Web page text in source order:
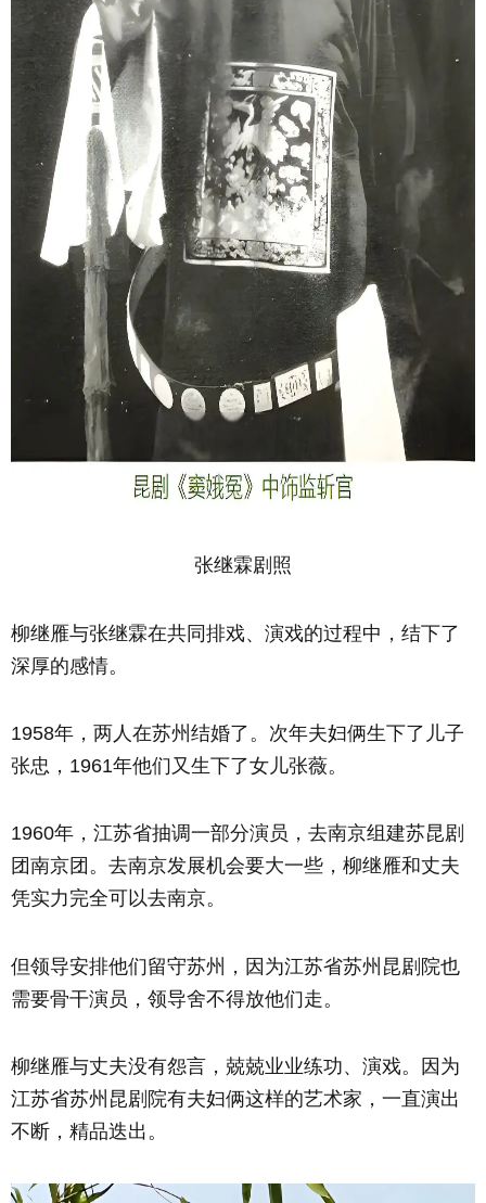
张继霖剧照
柳继雁与张继霖在共同排戏、演戏的过程中，结下了
深厚的感情。
1958年，两人在苏州结婚了。次年夫妇俩生下了儿子
张忠，1961年他们又生下了女儿张薇。
1960年，江苏省抽调一部分演员，去南京组建苏昆剧
团南京团。去南京发展机会要大一些，柳继雁和丈夫
凭实力完全可以去南京。
但领导安排他们留守苏州，因为江苏省苏州昆剧院也
需要骨干演员，领导舍不得放他们走。
柳继雁与丈夫没有怨言，兢兢业业练功、演戏。因为
江苏省苏州昆剧院有夫妇俩这样的艺术家，一直演出
不断，精品迭出。